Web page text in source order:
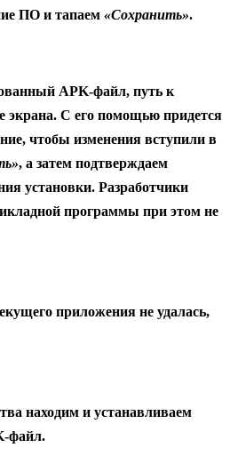
ПО и тапаем «Сохранить».
APK-файл, путь к
экрана. С его помощью придется
чтобы изменения вступили в
, а затем подтверждаем
установки. Разработчики
программы при этом не
приложения не удалась,
находим и устанавливаем
файл.